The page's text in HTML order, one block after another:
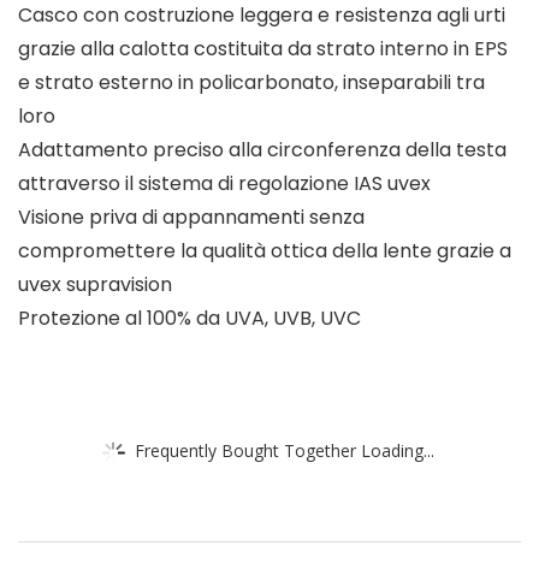
Casco con costruzione leggera e resistenza agli urti
grazie alla calotta costituita da strato interno in EPS
e strato esterno in policarbonato, inseparabili tra
loro
Adattamento preciso alla circonferenza della testa
attraverso il sistema di regolazione IAS uvex
Visione priva di appannamenti senza
compromettere la qualità ottica della lente grazie a
uvex supravision
Protezione al 100% da UVA, UVB, UVC
Frequently Bought Together Loading...